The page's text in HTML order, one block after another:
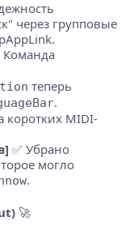
через групповые
Команда
теперь
.
коротких MIDI-
✅ Убрано
могло
.
🚀